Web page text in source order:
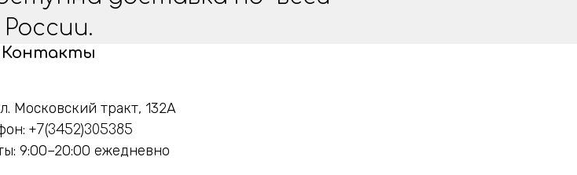
России.
Контакты
Московский тракт, 132А
+7(3452)305385
9:00–20:00 ежедневно